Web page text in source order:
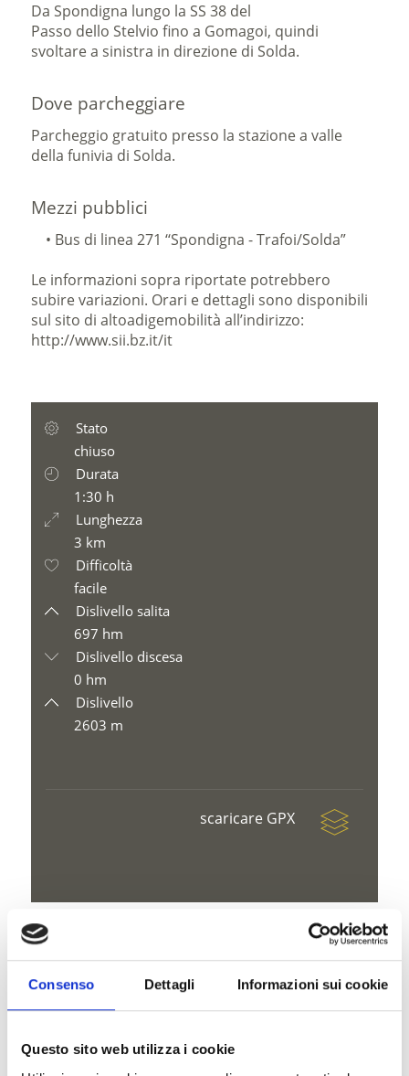
Consenso Dettagli Informazioni sui cookie
Questo sito web utilizza i cookie
Da Spondigna lungo la SS 38 del
Passo dello Stelvio fino a Gomagoi, quindi
svoltare a sinistra in direzione di Solda.
Dove parcheggiare
Parcheggio gratuito presso la stazione a valle
della funivia di Solda.
Mezzi pubblici
• Bus di linea 271 ‘‘Spondigna - Trafoi/Solda”
Le informazioni sopra riportate potrebbero
subire variazioni. Orari e dettagli sono disponibili
sul sito di altoadigemobilità all’indirizzo:
http://www.sii.bz.it/it
Stato
chiuso
Durata
1:30 h
Lunghezza
3 km
Difficoltà
facile
Dislivello salita
697 hm
Dislivello discesa
0 hm
Dislivello
2603 m
scaricare GPX
V